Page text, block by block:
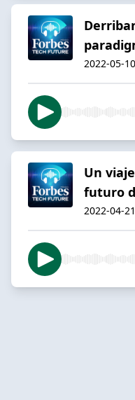
2022-05-10
Un
futuro
2022-04-21